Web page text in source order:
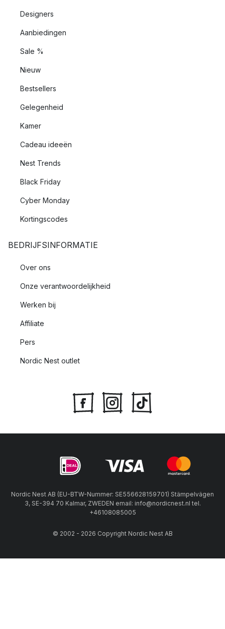
Designers
Aanbiedingen
Sale %
Nieuw
Bestsellers
Gelegenheid
Kamer
Cadeau ideeën
Nest Trends
Black Friday
Cyber Monday
Kortingscodes
BEDRIJFSINFORMATIE
Over ons
Onze verantwoordelijkheid
Werken bij
Affiliate
Pers
Nordic Nest outlet
Nordic Nest AB (EU-BTW-Nummer: SE556628159701) Stämpelvägen
3, SE-394 70 Kalmar, ZWEDEN email: info@nordicnest.nl tel.
+46108085005
© 2002 - 2026 Copyright Nordic Nest AB